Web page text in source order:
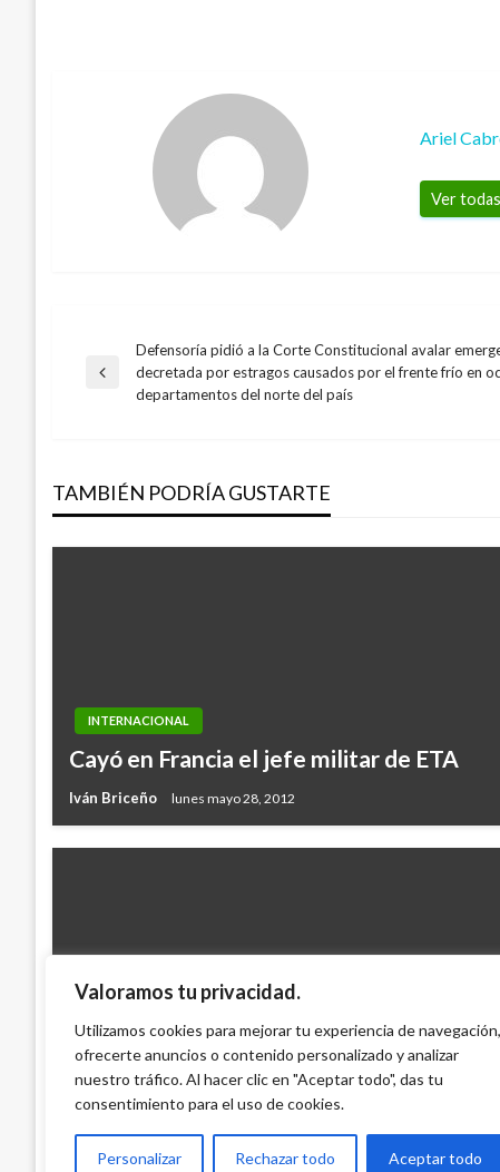
Valoramos tu privacidad.
Utilizamos cookies para mejorar tu experiencia de navegación,
ofrecerte anuncios o contenido personalizado y analizar
nuestro tráfico. Al hacer clic en "Aceptar todo", das tu
consentimiento para el uso de cookies.
Personalizar Rechazar todo Aceptar todo
Ariel
Ver
Navegación
entradas
Entrada
Defensoría pidió a la Corte Constitucional avalar
decretada por estragos causados por el frente frío en
departamentos del norte del país
TAMBIÉN PODRÍA GUSTARTE
INTERNACIONAL
Cayó en Francia el jefe militar de ETA
Iván Briceño lunes mayo 28, 2012
INTERNACIONAL
Ban Ki-moon: Violencia en Africa es
no tender intereses de sus pueblos
Ariel Cabrera domingo enero 30, 2011